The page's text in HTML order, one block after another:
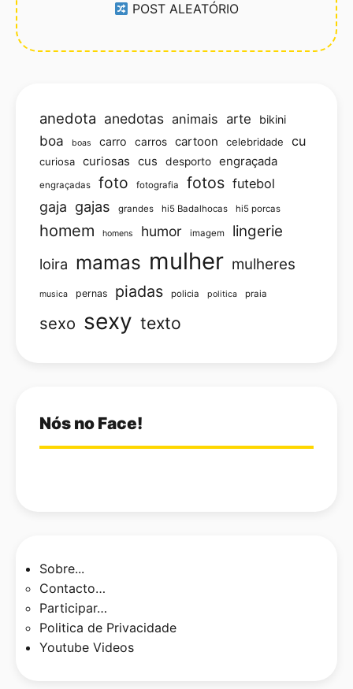
POST ALEATÓRIO
anedota anedotas animais arte bikini
boa boas carro carros cartoon celebridade cu
curiosa curiosas cus desporto engraçada
engraçadas foto fotografia fotos futebol
gaja gajas grandes hi5 Badalhocas hi5 porcas
homem homens humor imagem lingerie
loira mamas mulher mulheres
musica pernas piadas policia politica praia
sexo sexy texto
Nós no Face!
Sobre...
Contacto…
Participar…
Politica de Privacidade
Youtube Videos